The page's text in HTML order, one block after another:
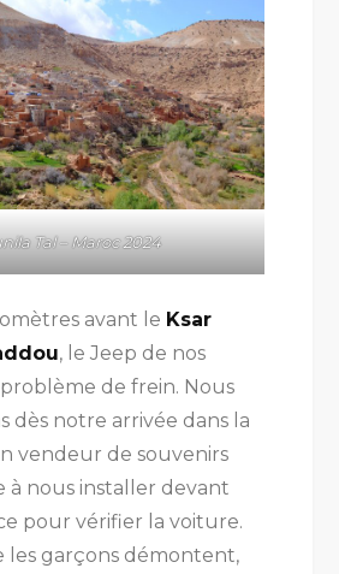
Tal – Maroc 2024
avant le Ksar
, le Jeep de nos
de frein. Nous
dès notre arrivée dans la
vendeur de souvenirs
à nous installer devant
pour vérifier la voiture.
les garçons démontent,